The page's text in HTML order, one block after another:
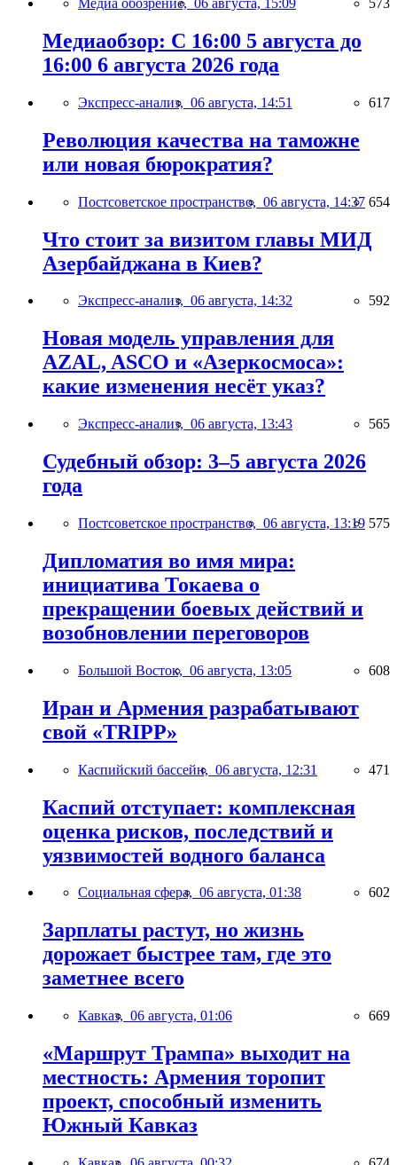
Медиа обозрение, 06 августа, 15:09 573
Медиаобзор: С 16:00 5 августа до
16:00 6 августа 2026 года
Экспресс-анализ, 06 августа, 14:51 617
Революция качества на таможне
или новая бюрократия?
Постсоветское пространство, 06 августа, 14:37 654
Что стоит за визитом главы МИД
Азербайджана в Киев?
Экспресс-анализ, 06 августа, 14:32 592
Новая модель управления для
AZAL, ASCO и «Азеркосмоса»:
какие изменения несёт указ?
Экспресс-анализ, 06 августа, 13:43 565
Судебный обзор: 3–5 августа 2026
года
Постсоветское пространство, 06 августа, 13:19 575
Дипломатия во имя мира:
инициатива Токаева о
прекращении боевых действий и
возобновлении переговоров
Большой Восток, 06 августа, 13:05 608
Иран и Армения разрабатывают
свой «TRIPP»
Каспийский бассейн, 06 августа, 12:31 471
Каспий отступает: комплексная
оценка рисков, последствий и
уязвимостей водного баланса
Социальная сфера, 06 августа, 01:38 602
Зарплаты растут, но жизнь
дорожает быстрее там, где это
заметнее всего
Кавказ, 06 августа, 01:06 669
«Маршрут Трампа» выходит на
местность: Армения торопит
проект, способный изменить
Южный Кавказ